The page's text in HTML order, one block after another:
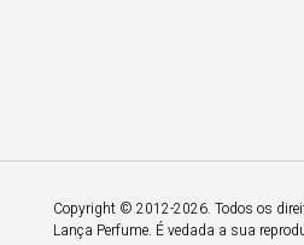
Copyright © 2012-2026. Todos os
Lança Perfume. É vedada a sua